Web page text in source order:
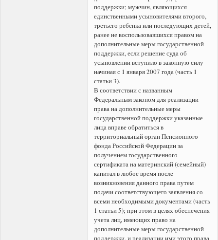
поддержки; мужчин, являющихся
единственными усыновителями второго,
третьего ребенка или последующих детей,
ранее не воспользовавшихся правом на
дополнительные меры государственной
поддержки, если решение суда об
усыновлении вступило в законную силу
начиная с 1 января 2007 года (часть 1
статьи 3).
В соответствии с названным
Федеральным законом для реализации
права на дополнительные меры
государственной поддержки указанные
лица вправе обратиться в
территориальный орган Пенсионного
фонда Российской Федерации за
получением государственного
сертификата на материнский (семейный)
капитал в любое время после
возникновения данного права путем
подачи соответствующего заявления со
всеми необходимыми документами (часть
1 статьи 5); при этом в целях обеспечения
учета лиц, имеющих право на
дополнительные меры государственной
поддержки, и реализации ими этого права